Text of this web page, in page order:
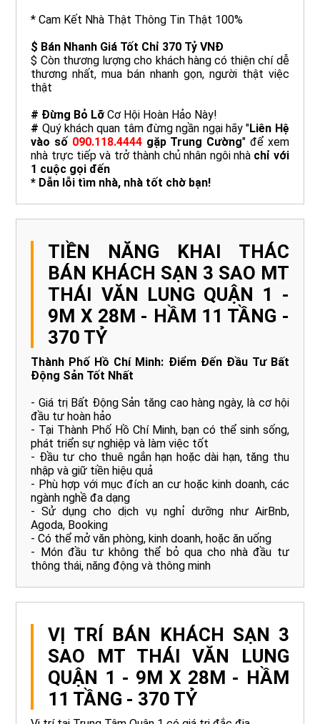
* Cam Kết Nhà Thật Thông Tin Thật 100%
$ Bán Nhanh Giá Tốt Chỉ 370 Tỷ VNĐ
$ Còn thương lượng cho khách hàng có thiện chí dễ
thương nhất, mua bán nhanh gọn, người thật việc
thật
# Đừng Bỏ Lỡ Cơ Hội Hoàn Hảo Này!
# Quý khách quan tâm đừng ngần ngại hãy "Liên Hệ
vào số 090.118.4444gặp Trung Cường" để xem
nhà trực tiếp và trở thành chủ nhân ngôi nhà chỉ với
1 cuộc gọi đến
* Dẫn lỗi tìm nhà, nhà tốt chờ bạn!
TIỀN NĂNG KHAI THÁC
BÁN KHÁCH SẠN 3 SAO MT
THÁI VĂN LUNG QUẬN 1 -
9M X 28M - HẦM 11 TẦNG -
370 TỶ
Thành Phố Hồ Chí Minh: Điểm Đến Đầu Tư Bất
Động Sản Tốt Nhất
- Giá trị Bất Động Sản tăng cao hàng ngày, là cơ hội
đầu tư hoàn hảo
- Tại Thành Phố Hồ Chí Minh, bạn có thể sinh sống,
phát triển sự nghiệp và làm việc tốt
- Đầu tư cho thuê ngắn hạn hoặc dài hạn, tăng thu
nhập và giữ tiền hiệu quả
- Phù hợp với mục đích an cư hoặc kinh doanh, các
ngành nghề đa dạng
- Sử dụng cho dịch vụ nghỉ dưỡng như AirBnb,
Agoda, Booking
- Có thể mở văn phòng, kinh doanh, hoặc ăn uống
- Món đầu tư không thể bỏ qua cho nhà đầu tư
thông thái, năng động và thông minh
VỊ TRÍ BÁN KHÁCH SẠN 3
SAO MT THÁI VĂN LUNG
QUẬN 1 - 9M X 28M - HẦM
11 TẦNG - 370 TỶ